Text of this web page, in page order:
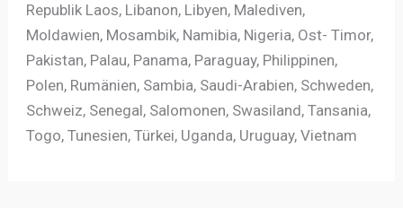
Republik Laos, Libanon, Libyen, Malediven,
Moldawien, Mosambik, Namibia, Nigeria, Ost- Timor,
Pakistan, Palau, Panama, Paraguay, Philippinen,
Polen, Rumänien, Sambia, Saudi-Arabien, Schweden,
Schweiz, Senegal, Salomonen, Swasiland, Tansania,
Togo, Tunesien, Türkei, Uganda, Uruguay, Vietnam